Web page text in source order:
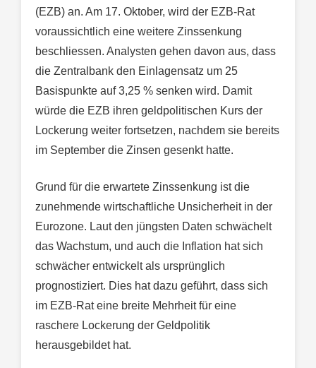
(EZB) an. Am 17. Oktober, wird der EZB-Rat
voraussichtlich eine weitere Zinssenkung
beschliessen. Analysten gehen davon aus, dass
die Zentralbank den Einlagensatz um 25
Basispunkte auf 3,25 % senken wird. Damit
würde die EZB ihren geldpolitischen Kurs der
Lockerung weiter fortsetzen, nachdem sie bereits
im September die Zinsen gesenkt hatte.
Grund für die erwartete Zinssenkung ist die
zunehmende wirtschaftliche Unsicherheit in der
Eurozone. Laut den jüngsten Daten schwächelt
das Wachstum, und auch die Inflation hat sich
schwächer entwickelt als ursprünglich
prognostiziert. Dies hat dazu geführt, dass sich
im EZB-Rat eine breite Mehrheit für eine
raschere Lockerung der Geldpolitik
herausgebildet hat.